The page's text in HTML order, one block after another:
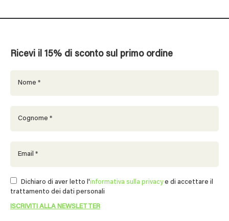
Ricevi il 15% di sconto sul primo ordine
Dichiaro di aver letto l'informativa sulla privacye di accettare il
trattamento dei dati personali